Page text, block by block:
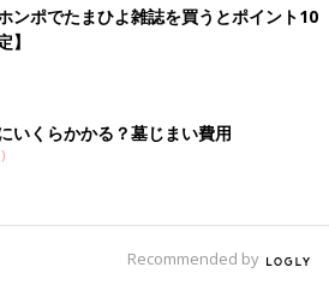
ンポでたまひよ雑誌を買うとポイント10
いくらかかる？墓じまい費用
Recommended by